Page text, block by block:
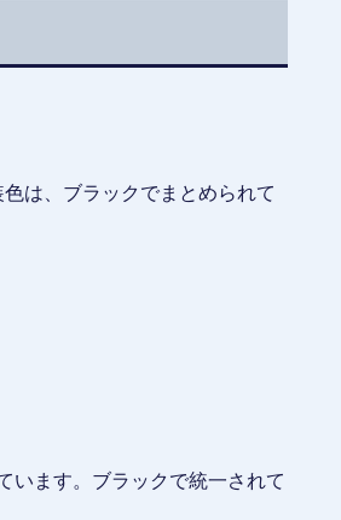
は、ブラックでまとめられて
います。ブラックで統一されて